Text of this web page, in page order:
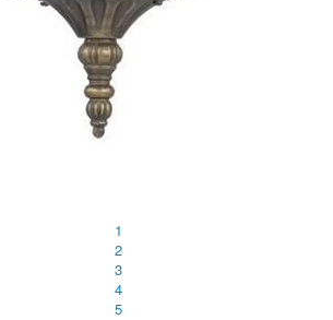
1
2
3
4
5